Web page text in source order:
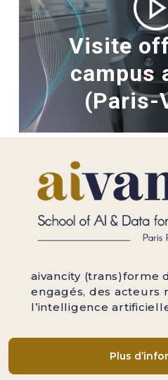
Visite
campus
(Paris-
aivancity (trans)forme
engagés, des acteurs
l’intelligence
Plus